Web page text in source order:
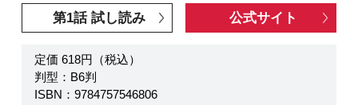
第1話 試し読み 公式サイト
定価 618円（税込）
判型：B6判
ISBN：9784757546806